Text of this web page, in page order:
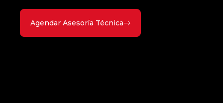
Agendar Asesoría Técnica